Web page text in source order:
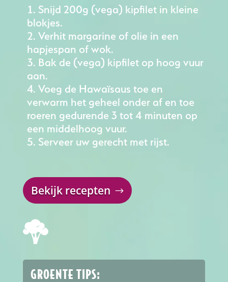
Snijd 200g (vega) kipfilet in kleine
blokjes.
Verhit margarine of olie in een
hapjespan of wok.
Bak de (vega) kipfilet op hoog vuur
aan.
Voeg de Hawaïsaus toe en
verwarm het geheel onder af en toe
roeren gedurende 3 tot 4 minuten op
een middelhoog vuur.
Serveer uw gerecht met rijst.
Bekijk recepten
GROENTE TIPS: